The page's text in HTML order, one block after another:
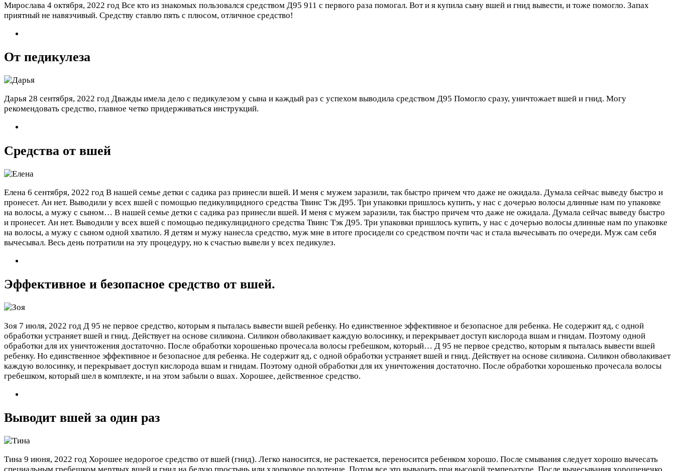
Мирослава 4 октября, 2022 год Все кто из знакомых пользовался средством Д95 911 с первого раза помогал. Вот и я купила сыну вшей и гнид вывести, и тоже помогло. Запах
приятный не навязчивый. Средству ставлю пять с плюсом, отличное средство!
От педикулеза
Дарья 28 сентября, 2022 год Дважды имела дело с педикулезом у сына и каждый раз с успехом выводила средством Д95 Помогло сразу, уничтожает вшей и гнид. Могу
рекомендовать средство, главное четко придерживаться инструкций.
Средства от вшей
Елена 6 сентября, 2022 год В нашей семье детки с садика раз принесли вшей. И меня с мужем заразили, так быстро причем что даже не ожидала. Думала сейчас выведу быстро и
пронесет. Ан нет. Выводили у всех вшей с помощью педикулицидного средства Твинс Тэк Д95. Три упаковки пришлось купить, у нас с дочерью волосы длинные нам по упаковке
на волосы, а мужу с сыном… В нашей семье детки с садика раз принесли вшей. И меня с мужем заразили, так быстро причем что даже не ожидала. Думала сейчас выведу быстро
и пронесет. Ан нет. Выводили у всех вшей с помощью педикулицидного средства Твинс Тэк Д95. Три упаковки пришлось купить, у нас с дочерью волосы длинные нам по упаковке
на волосы, а мужу с сыном одной хватило. Я детям и мужу нанесла средство, муж мне в итоге просидели со средством почти час и стала вычесывать по очереди. Муж сам себя
вычесывал. Весь день потратили на эту процедуру, но к счастью вывели у всех педикулез.
Эффективное и безопасное средство от вшей.
Зоя 7 июля, 2022 год Д 95 не первое средство, которым я пыталась вывести вшей ребенку. Но единственное эффективное и безопасное для ребенка. Не содержит яд, с одной
обработки устраняет вшей и гнид. Действует на основе силикона. Силикон обволакивает каждую волосинку, и перекрывает доступ кислорода вшам и гнидам. Поэтому одной
обработки для их уничтожения достаточно. После обработки хорошенько прочесала волосы гребешком, который… Д 95 не первое средство, которым я пыталась вывести вшей
ребенку. Но единственное эффективное и безопасное для ребенка. Не содержит яд, с одной обработки устраняет вшей и гнид. Действует на основе силикона. Силикон обволакивает
каждую волосинку, и перекрывает доступ кислорода вшам и гнидам. Поэтому одной обработки для их уничтожения достаточно. После обработки хорошенько прочесала волосы
гребешком, который шел в комплекте, и на этом забыли о вшах. Хорошее, действенное средство.
Выводит вшей за один раз
Тина 9 июня, 2022 год Хорошее недорогое средство от вшей (гнид). Легко наносится, не растекается, переносится ребенком хорошо. После смывания следует хорошо вычесать